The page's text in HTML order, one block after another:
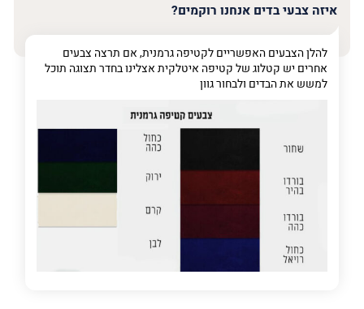
שלך
טלפון (חובה)
פרט על מה מדובר
איזה צבעי בדים אנחנו רוקמים?
להלן הצבעים האפשריים לקטיפה גרמנית, אם תרצה צבעים
אחרים יש קטלוג של קטיפה איטלקית אצלינו בחדר תצוגה תוכל
למשש את הבדים ולבחור גוון